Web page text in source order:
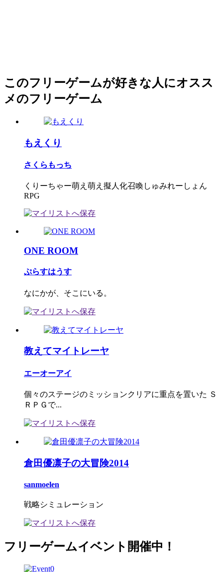
このフリーゲームが好きな人にオスス
メのフリーゲーム
もえくり
さくらもっち
くりーちゃー萌え萌え擬人化召喚しゅみれーしょん
RPG
ONE ROOM
ぷらすはうす
なにかが、そこにいる。
教えてマイトレーヤ
エーオーアイ
個々のステージのミッションクリアに重点を置いた Ｓ
ＲＰＧで...
倉田優凛子の大冒険2014
sanmoelen
戦略シミュレーション
フリーゲームイベント開催中！